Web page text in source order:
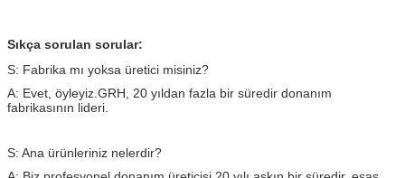
Sıkça sorulan sorular:
S: Fabrika mı yoksa üretici misiniz?
A: Evet, öyleyiz. GRH, 20 yıldan fazla bir süredir donanım
fabrikasının lideri.
S: Ana ürünleriniz nelerdir?